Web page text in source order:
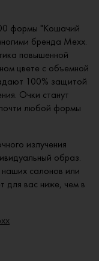
формы "Кошачий
бренда Mexx.
повышенной
цвете с объемной
100% защитой
Очки станут
любой формы
излучения
образ.
салонов или
для вас ниже, чем в